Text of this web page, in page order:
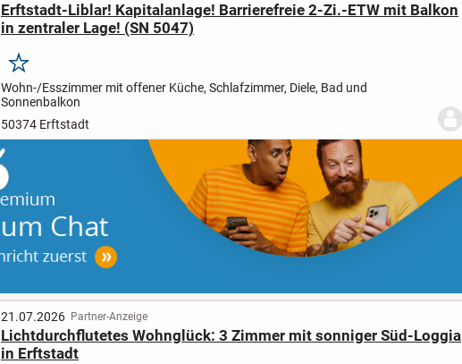
Erftstadt-Liblar! Kapitalanlage! Barrierefreie 2-Zi.-ETW mit Balkon
in zentraler Lage! (SN 5047)
Merken
Wohn-/Esszimmer mit offener Küche, Schlafzimmer, Diele, Bad und
Sonnenbalkon
50374 Erftstadt
21.07.2026 Partner-Anzeige
Lichtdurchflutetes Wohnglück: 3 Zimmer mit sonniger Süd-Loggia
in Erftstadt